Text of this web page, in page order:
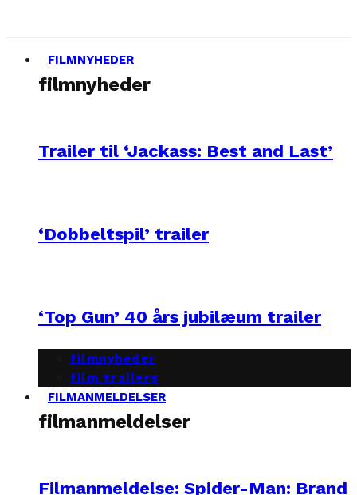
FILMNYHEDER
filmnyheder
Trailer til ‘Jackass: Best and Last’
‘Dobbeltspil’ trailer
‘Top Gun’ 40 års jubilæum trailer
filmnyheder
film trailers
FILMANMELDELSER
filmanmeldelser
Filmanmeldelse: Spider-Man: Brand